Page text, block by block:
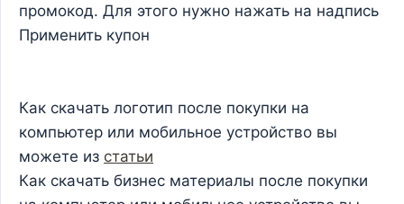
промокод. Для этого нужно нажать на надпись
Применить купон
Как скачать логотип после покупки на
компьютер или мобильное устройство вы
можете из статьи
Как скачать бизнес материалы после покупки